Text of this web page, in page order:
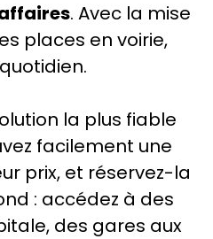
. Avec la mise
places en voirie,
la plus fiable
facilement une
prix, et réservez-la
: accédez à des
des gares aux